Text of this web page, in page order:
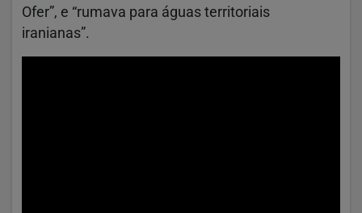
Ofer”, e “rumava para águas territoriais
iranianas”.